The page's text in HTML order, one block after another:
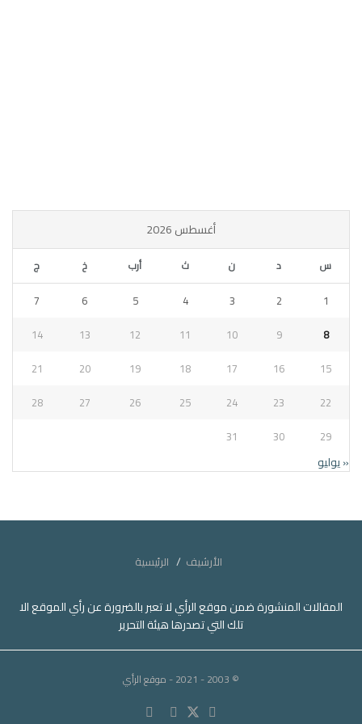
أغسطس 2026
س د ن ث أرب خ ج
1
2
3
4
5
6
7
8
9
10
11
12
13
14
15
16
17
18
19
20
21
22
23
24
25
26
27
28
29
30
31
« يوليو
الأرشيف الرئيسية
المقالات المنشورة ضمن موقع الرأي لا تعبر بالضرورة عن رأي الموقع الا
تلك التي تصدرها هيئة التحرير
© 2003 - 2021 - موقع الرأي